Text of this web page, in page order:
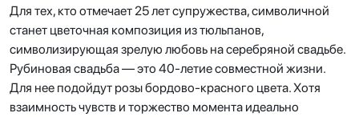
Для тех, кто отмечает 25 лет супружества, символичной
станет цветочная композиция из тюльпанов,
символизирующая зрелую любовь на серебряной свадьбе.
Рубиновая свадьба — это 40-летие совместной жизни.
Для нее подойдут розы бордово-красного цвета. Хотя
взаимность чувств и торжество момента идеально